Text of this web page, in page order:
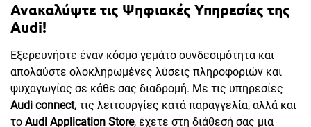
Ανακαλύψτε τις Ψηφιακές Υπηρεσίες της
Audi!
Εξερευνήστε έναν κόσμο γεμάτο συνδεσιμότητα και
απολαύστε ολοκληρωμένες λύσεις πληροφοριών και
ψυχαγωγίας σε κάθε σας διαδρομή. Με τις υπηρεσίες
Audi connect, τις λειτουργίες κατά παραγγελία, αλλά και
το Audi Application Store, έχετε στη διάθεσή σας μια